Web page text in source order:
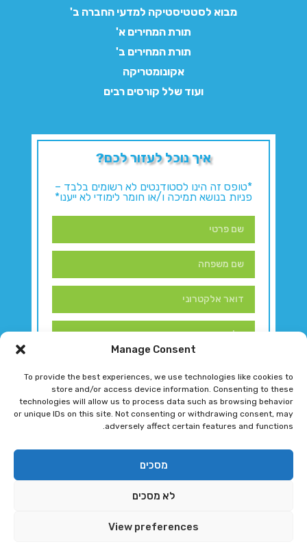
Manage Consent
To provide the best experiences, we use technologies like cookies to
store and/or access device information. Consenting to these
technologies will allow us to process data such as browsing behavior
or unique IDs on this site. Not consenting or withdrawing consent, may
adversely affect certain features and functions.
מסכים
לא מסכים
View preferences
מבוא לסטטיסטיקה למדעי החברה ב'
תורת המחירים א'
תורת המחירים ב'
אקונומטריקה
ועוד שלל קורסים רבים
איך נוכל לעזור לכם?
*טופס זה הינו לסטודנטים לא רשומים בלבד –
פניות בנושא תמיכה ו/או חומר לימודי לא ייענו*